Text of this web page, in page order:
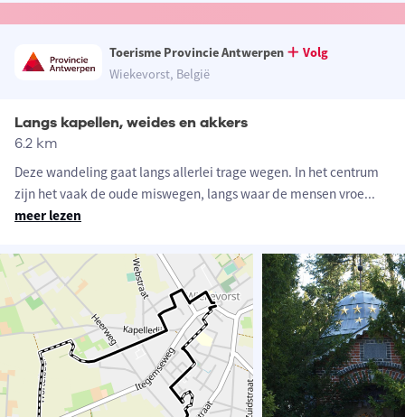
Toerisme Provincie Antwerpen
Volg
Wiekevorst, België
Langs kapellen, weides en akkers
6.2 km
Deze wandeling gaat langs allerlei trage wegen. In het centrum
zijn het vaak de oude miswegen, langs waar de mensen vroe...
meer lezen